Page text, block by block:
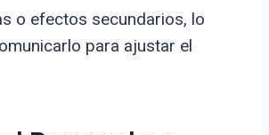
o efectos secundarios, lo
para ajustar el